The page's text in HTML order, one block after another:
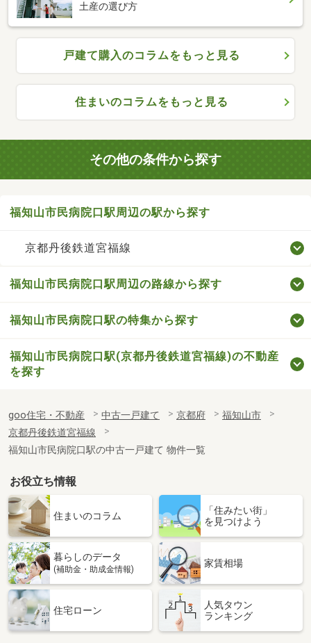
土産の選び方
戸建て購入のコラムをもっと見る
住まいのコラムをもっと見る
その他の条件から探す
福知山市民病院口駅周辺の駅から探す
京都丹後鉄道宮福線
福知山市民病院口駅周辺の路線から探す
福知山市民病院口駅の特集から探す
福知山市民病院口駅(京都丹後鉄道宮福線)の不動産
を探す
goo住宅・不動産 中古一戸建て 京都府
福知山市
京都丹後鉄道宮福線
福知山市民病院口駅の中古一戸建て 物件一覧
お役立ち情報
住まいのコラム
「住みたい街」
を見つけよう
暮らしのデータ
(補助金・助成金情報)
家賃相場
住宅ローン
人気タウン
ランキング